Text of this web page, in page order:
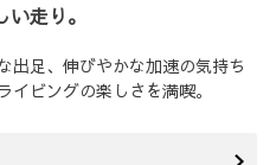
走り。
出足、伸びやかな加速の気持ち
ビングの楽しさを満喫。